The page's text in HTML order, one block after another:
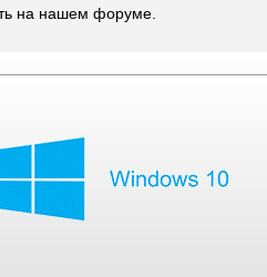
на нашем форуме.